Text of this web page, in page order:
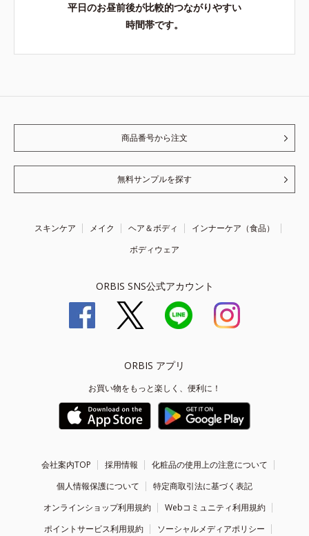
平日のお昼前後が比較的つながりやすい
時間帯です。
商品番号から注文
無料サンプルを探す
スキンケア メイク ヘア＆ボディ
インナーケア（食品）
ボディウェア
ORBIS SNS公式アカウント
ORBIS アプリ
お買い物をもっと楽しく、便利に！
会社案内TOP 採用情報
化粧品の使用上の注意について
個人情報保護について
特定商取引法に基づく表記
オンラインショップ利用規約
Webコミュニティ利用規約
ポイントサービス利用規約
ソーシャルメディアポリシー